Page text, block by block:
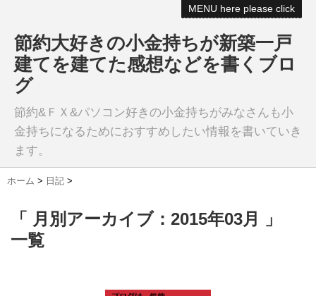
MENU here please click
節約大好きの小金持ちが新築一戸
建てを建てた感想などを書くブロ
グ
節約&ＦＸ&パソコン好きの小金持ちがみなさんも小
金持ちになるためにおすすめしたい情報を書いていき
ます。
ホーム > 日記 >
「 月別アーカイブ：2015年03月 」
一覧